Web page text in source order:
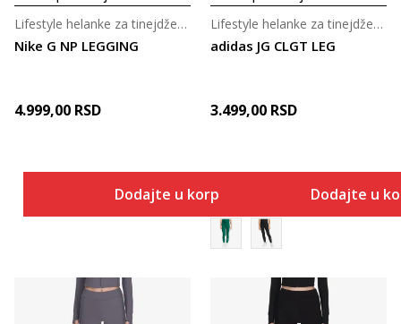
Nike G NP LEGGING
Lifestyle helanke za tinejdžerke
4.999,00 RSD
Dodajte u korpu
adidas JG CLGT LEG
Lifestyle helanke za tinejdžerke
3.499,00 RSD
Dodajte u